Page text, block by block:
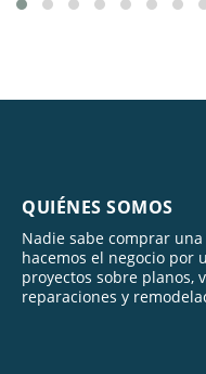
QUIÉNES SOMOS
Nadie sabe comprar
hacemos el negocio por
proyectos sobre planos,
reparaciones y